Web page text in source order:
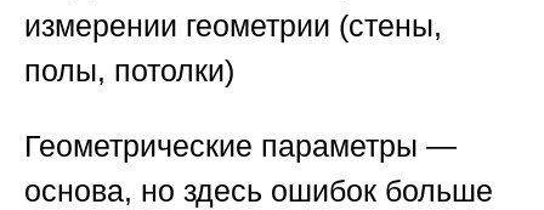
измерении геометрии (стены,
полы, потолки)
Геометрические параметры —
основа, но здесь ошибок больше